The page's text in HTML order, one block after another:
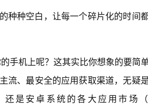
种种空白，让每一个碎片化的时间
手机上呢？这其实比你想象的要简
流、最安全的应用获取渠道，无疑
还是安卓系统的各大应用市场